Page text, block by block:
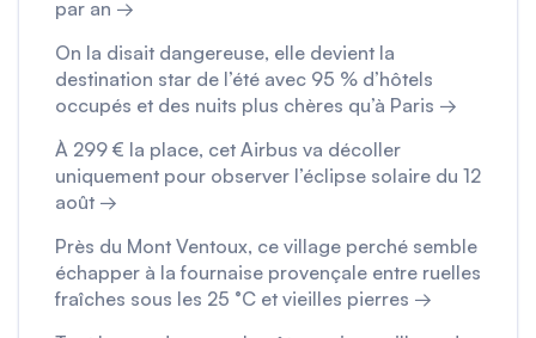
par an →
On la disait dangereuse, elle devient la
destination star de l’été avec 95 % d’hôtels
occupés et des nuits plus chères qu’à Paris →
À 299 € la place, cet Airbus va décoller
uniquement pour observer l’éclipse solaire du 12
août →
Près du Mont Ventoux, ce village perché semble
échapper à la fournaise provençale entre ruelles
fraîches sous les 25 °C et vieilles pierres →